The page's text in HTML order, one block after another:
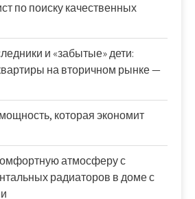
по поиску качественных
и «забытые» дети:
на вторичном рынке —
которая экономит
атмосферу с
радиаторов в доме с